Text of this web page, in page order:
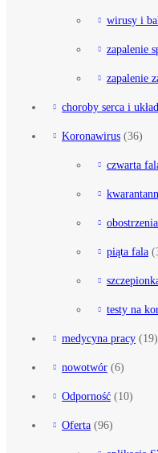
wirusy i
zapalenie
zapalenie
choroby serca i
Koronawirus (36)
czwarta
obostrzenia
piąta fala
testy na
medycyna pracy (19)
nowotwór (6)
Odporność (10)
Oferta (96)